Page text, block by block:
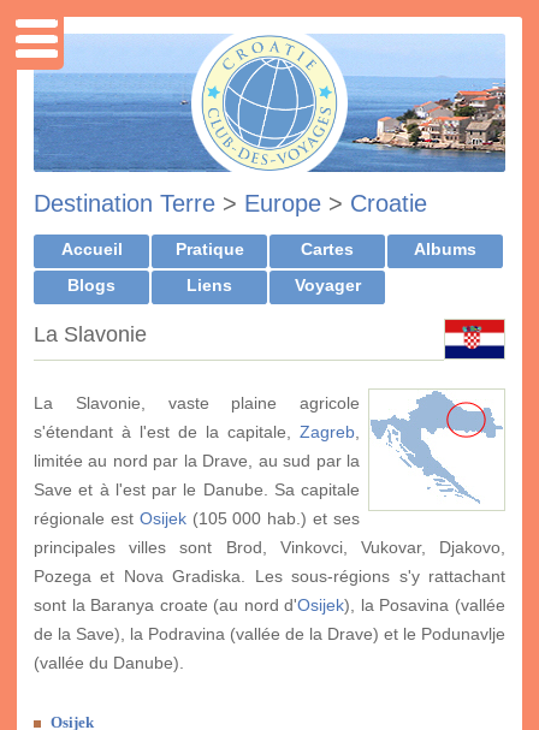
Destination Terre > Europe > Croatie
Accueil Pratique Cartes
Albums
Blogs
Liens Voyager
La Slavonie
La Slavonie, vaste plaine agricole
s'étendant à l'est de la capitale, Zagreb
limitée au nord par la Drave, au sud par la
Save et à l'est par le Danube. Sa capitale
régionale est Osijek(105 000 hab.) et ses
principales villes sont Brod, Vinkovci, Vukovar, Djakovo,
Pozega et Nova Gradiska. Les sous-régions s'y rattachant
sont la Baranya croate (au nord d'Osijek), la Posavina (vallée
de la Save), la Podravina (vallée de la Drave) et le Podunavlje
(vallée du Danube).
Osijek